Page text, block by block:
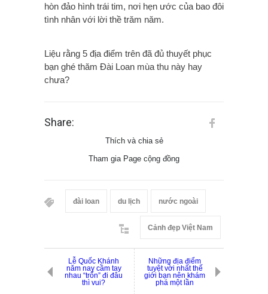
hòn đảo hình trái tim, nơi hẹn ước của bao đôi
tình nhân với lời thề trăm năm.
Liệu rằng 5 địa điểm trên đã đủ thuyết phục
bạn ghé thăm Đài Loan mùa thu này hay
chưa?
Share:
Thích và chia sẻ
Tham gia Page cộng đồng
đài loan du lịch nước ngoài
Cảnh đẹp Việt Nam
Lễ Quốc Khánh
năm nay cầm tay
nhau “trốn” đi đâu
thì vui?
Những địa điểm
tuyệt vời nhất thế
giới bạn nên khám
phá một lần